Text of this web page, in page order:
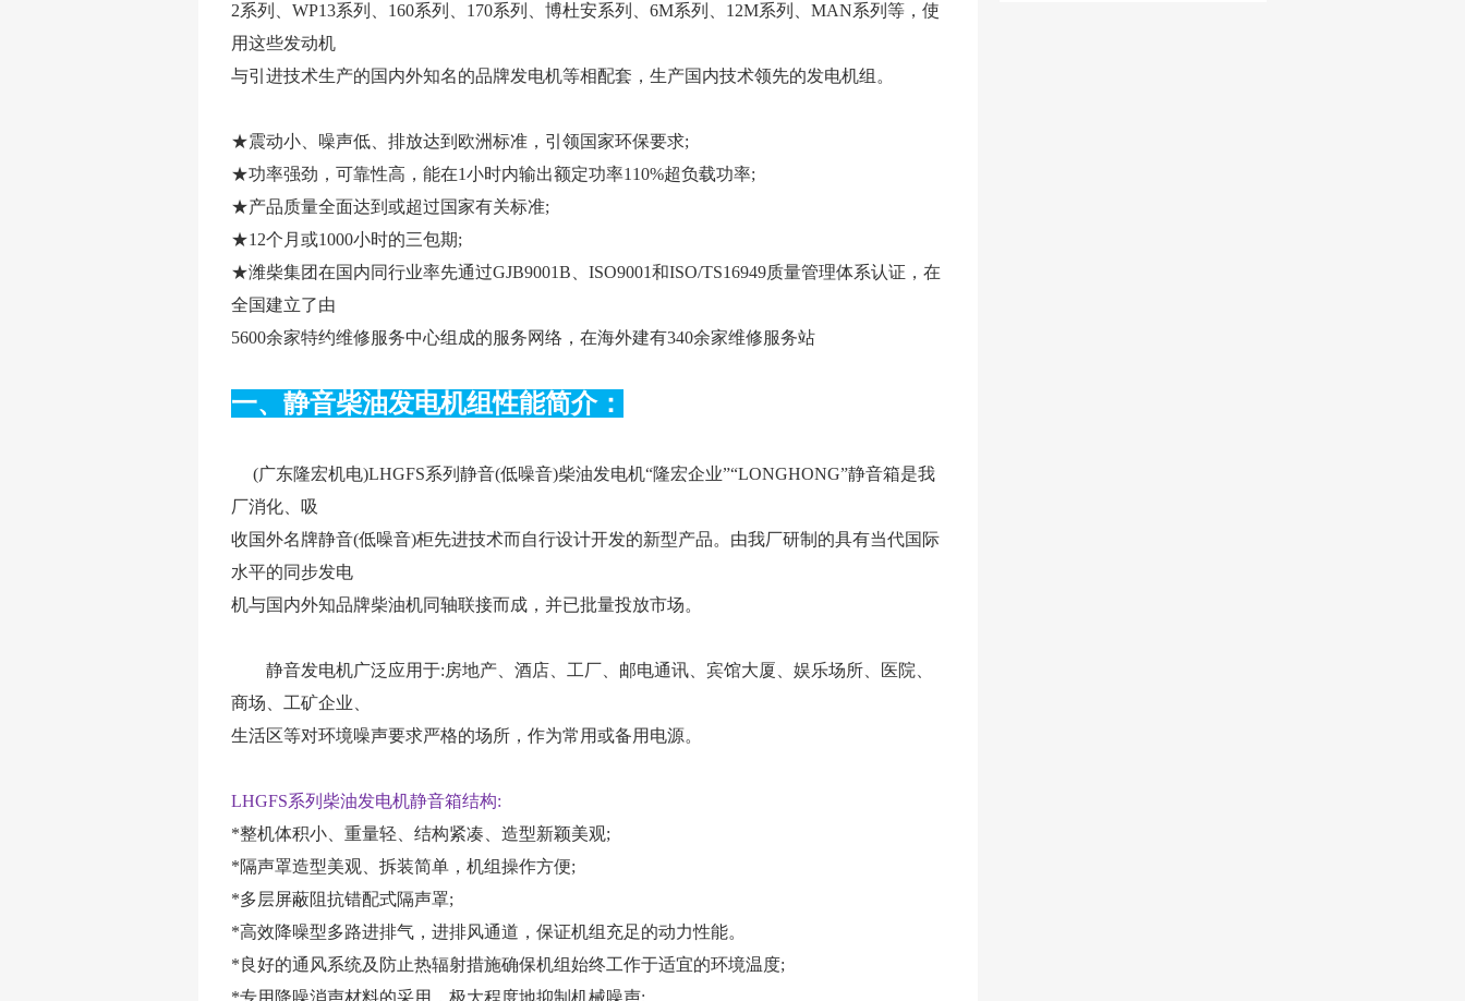
2系列、WP13系列、160系列、170系列、博杜安系列、6M系列、12M系列、MAN系列等，使
用这些发动机
与引进技术生产的国内外知名的品牌发电机等相配套，生产国内技术领先的发电机组。
★震动小、噪声低、排放达到欧洲标准，引领国家环保要求;
★功率强劲，可靠性高，能在1小时内输出额定功率110%超负载功率;
★产品质量全面达到或超过国家有关标准;
★12个月或1000小时的三包期;
★潍柴集团在国内同行业率先通过GJB9001B、ISO9001和ISO/TS16949质量管理体系认证，在
全国建立了由
5600余家特约维修服务中心组成的服务网络，在海外建有340余家维修服务站
一、静音柴油发电机组性能简介：
(广东隆宏机电)LHGFS系列静音(低噪音)柴油发电机“隆宏企业”“LONGHONG”静音箱是我
厂消化、吸
收国外名牌静音(低噪音)柜先进技术而自行设计开发的新型产品。由我厂研制的具有当代国际
水平的同步发电
机与国内外知品牌柴油机同轴联接而成，并已批量投放市场。
静音发电机广泛应用于:房地产、酒店、工厂、邮电通讯、宾馆大厦、娱乐场所、医院、
商场、工矿企业、
生活区等对环境噪声要求严格的场所，作为常用或备用电源。
LHGFS系列柴油发电机静音箱结构:
*整机体积小、重量轻、结构紧凑、造型新颖美观;
*隔声罩造型美观、拆装简单，机组操作方便;
*多层屏蔽阻抗错配式隔声罩;
*高效降噪型多路进排气，进排风通道，保证机组充足的动力性能。
*良好的通风系统及防止热辐射措施确保机组始终工作于适宜的环境温度;